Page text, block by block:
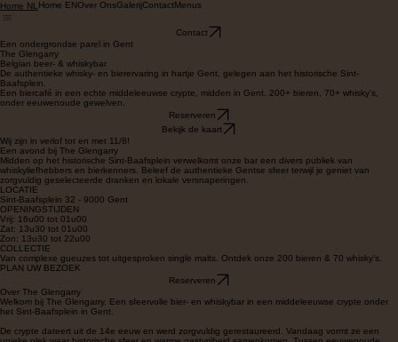
Menus
Een ondergrondse parel in Gent
The Glengarry
Belgian beer- & whiskybar
De authentieke whisky- en bierervaring in hartje Gent, gelegen aan het historische Sint-
Baafsplein.
Een biercafé in een echte middeleeuwse crypte, midden in Gent. 200+ bieren, 70+ whisky's,
Wij zijn in verlof tot en met 11/8!
Een avond bij The Glengarry
Midden op het historische Sint-Baafsplein verwelkomt onze bar een divers publiek van
whiskyliefhebbers en bierkenners. Beleef de authentieke Gentse sfeer terwijl je geniet van
zorgvuldig geselecteerde dranken en lokale versnaperingen.
LOCATIE
Sint-Baafsplein 32 - 9000 Gent
OPENINGSTIJDEN
Vrij: 16u00 tot 01u00
Zat: 13u30 tot 01u00
Zon: 13u30 tot 22u00
COLLECTIE
Van complexe gueuzes tot uitgesproken single malts. Ontdek onze 200 bieren & 70 whisky's.
PLAN UW BEZOEK
Reserveren
Over The Glengarry
Welkom bij The Glengarry. Een sfeervolle bier- en whiskybar in een middeleeuwse crypte onder
het Sint-Baafsplein in Gent.